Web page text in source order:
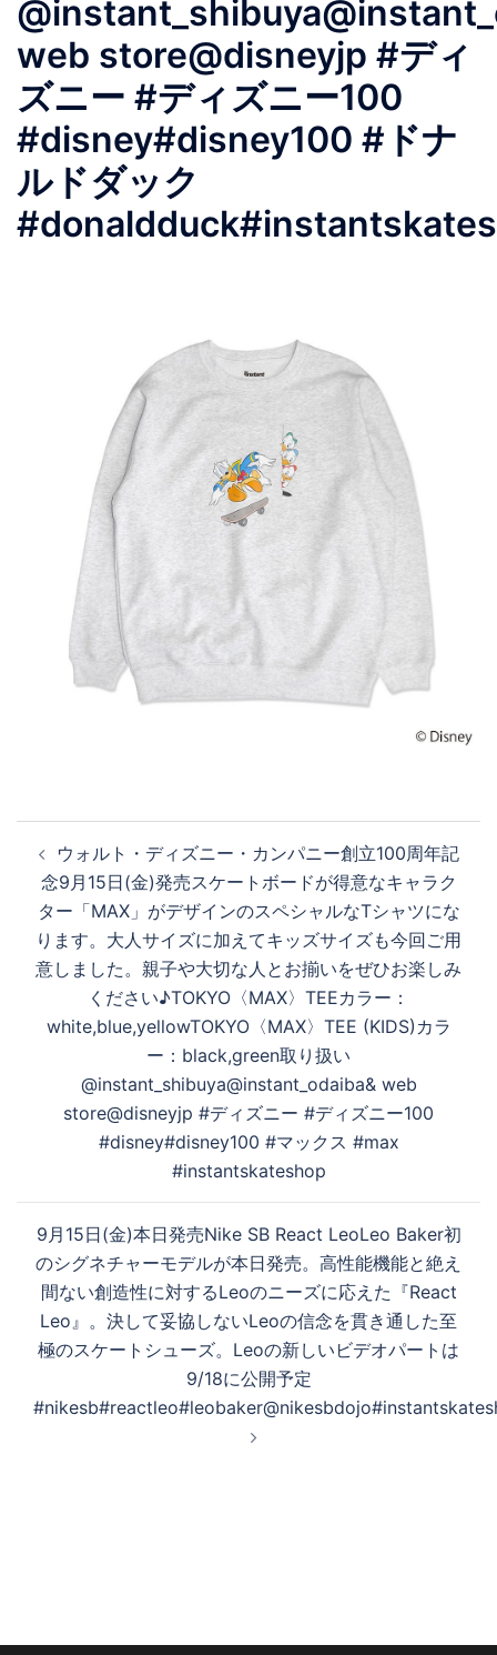
web store@disneyjp #ディ
ズニー #ディズニー100
#disney#disney100 #ドナ
ルドダック
稿
ナ
ビ
ゲ
ウォルト・ディズニー・カンパニー創立100周年記
念9月15日(金)発売スケートボードが得意なキャラク
ター「MAX」がデザインのスペシャルなTシャツにな
ります。大人サイズに加えてキッズサイズも今回ご用
意しました。親子や大切な人とお揃いをぜひお楽しみ
ください♪TOKYO〈MAX〉TEEカラー：
white,blue,yellowTOKYO〈MAX〉TEE (KIDS)カラ
ー：black,green取り扱い
@instant_shibuya@instant_odaiba& web
store@disneyjp #ディズニー #ディズニー100
#disney#disney100 #マックス #max
#instantskateshop
9月15日(金)本日発売Nike SB React LeoLeo Baker初
のシグネチャーモデルが本日発売。高性能機能と絶え
間ない創造性に対するLeoのニーズに応えた『React
Leo』。決して妥協しないLeoの信念を貫き通した至
極のスケートシューズ。Leoの新しいビデオパートは
9/18に公開予定